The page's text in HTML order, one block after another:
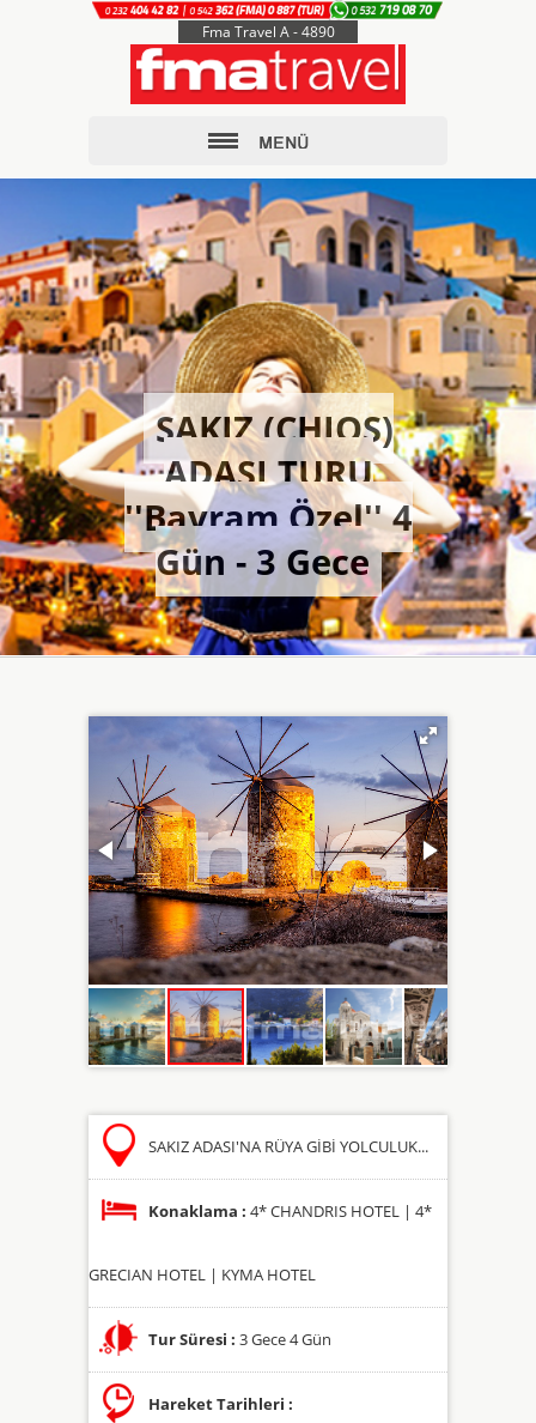
Fma Travel A - 4890
SAKIZ (CHIOS)
ADASI TURU
''Bayram Özel'' 4
Gün - 3 Gece
SAKIZ ADASI'NA RÜYA GİBİ YOLCULUK...
Konaklama : 4* CHANDRIS HOTEL | 4*
GRECIAN HOTEL | KYMA HOTEL
Tur Süresi : 3 Gece 4 Gün
Hareket Tarihleri :